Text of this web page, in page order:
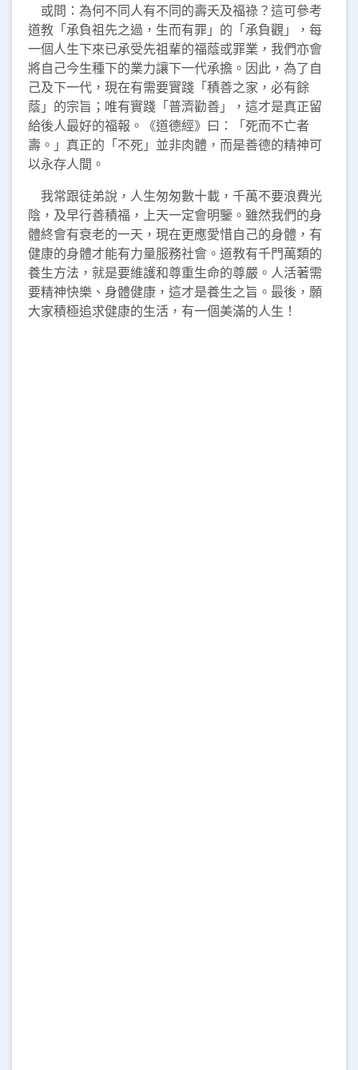
或問：為何不同人有不同的壽夭及福祿？這可參考
道教「承負祖先之過，生而有罪」的「承負觀」，每
一個人生下來已承受先祖輩的福蔭或罪業，我們亦會
將自己今生種下的業力讓下一代承擔。因此，為了自
己及下一代，現在有需要實踐「積善之家，必有餘
蔭」的宗旨；唯有實踐「普濟勸善」，這才是真正留
給後人最好的福報。《道德經》曰：「死而不亡者
壽。」真正的「不死」並非肉體，而是善德的精神可
以永存人間。
我常跟徒弟說，人生匆匆數十載，千萬不要浪費光
陰，及早行善積福，上天一定會明鑒。雖然我們的身
體終會有衰老的一天，現在更應愛惜自己的身體，有
健康的身體才能有力量服務社會。道教有千門萬類的
養生方法，就是要維護和尊重生命的尊嚴。人活著需
要精神快樂、身體健康，這才是養生之旨。最後，願
大家積極追求健康的生活，有一個美滿的人生！